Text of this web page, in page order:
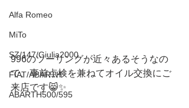
Alfa Romeo
MiTo
SZ/147/Giulia2000
FIAT/ABARTH
ABARTH500/595
996のツーリングが近々あるそうなの
で、事前点検を兼ねてオイル交換にご
来店です😸✨